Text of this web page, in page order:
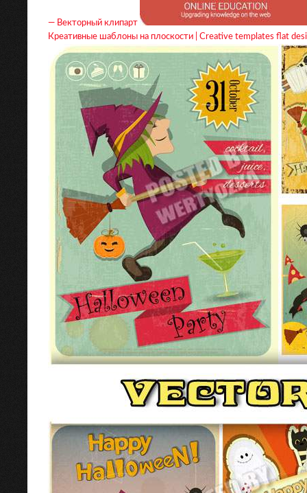
— Векторный клипарт
Креативные шаблоны на плоскости | Creative templates flat